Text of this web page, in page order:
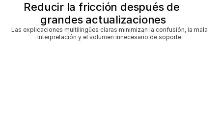
Reducir la fricción después de
grandes actualizaciones
Las explicaciones multilingües claras minimizan la confusión, la mala
interpretación y el volumen innecesario de soporte.